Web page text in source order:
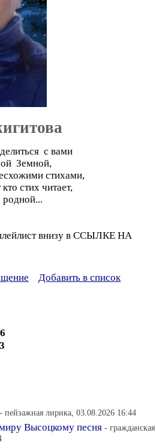
с вами
Земной,
стихами,
стих читает,
внизу в ССЫЛКЕ НА
Добавить в список
- пейзажная лирика, 03.08.2026 16:44
Высоцкому песня - гражданская